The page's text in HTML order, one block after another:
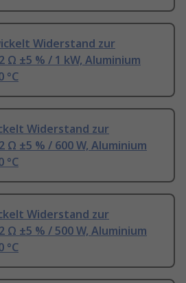
Widerstand zur
Ω ±5 % / 1 kW, Aluminium
°C
Widerstand zur
Ω ±5 % / 600 W, Aluminium
°C
Widerstand zur
Ω ±5 % / 500 W, Aluminium
°C